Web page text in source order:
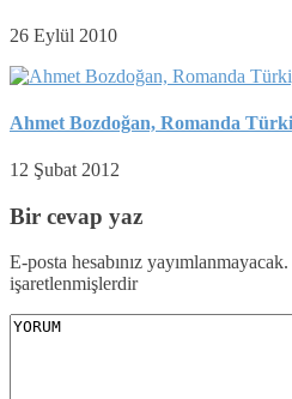
26 Eylül 2010
Ahmet Bozdoğan, Romanda
12 Şubat 2012
Bir cevap yaz
E-posta hesabınız yayımlanmayacak.
işaretlenmişlerdir